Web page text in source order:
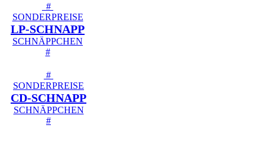
#
SONDERPREISE
LP-SCHNAPP
SCHNÄPPCHEN
#
#
SONDERPREISE
CD-SCHNAPP
SCHNÄPPCHEN
#